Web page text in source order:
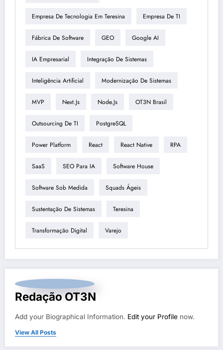
Empresa De Tecnologia Em Teresina Empresa De TI
Fábrica De Software GEO Google AI
IA Empresarial Integração De Sistemas
Inteligência Artificial Modernização De Sistemas
MVP Next.js Node.js OT3N Brasil
Outsourcing De TI PostgreSQL
Power Platform React React Native RPA
SaaS SEO Para IA Software House
Software Sob Medida Squads Ágeis
Sustentação De Sistemas Teresina
Transformação Digital Varejo
Redação OT3N
Add your Biographical Information. Edit your Profile now.
View All Posts